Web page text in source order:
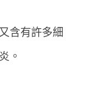
含有許多細
。